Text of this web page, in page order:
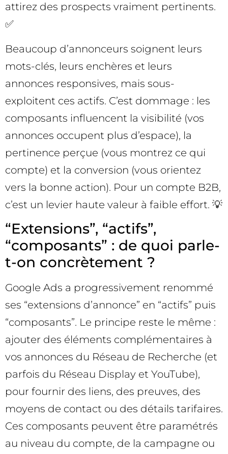
attirez des prospects vraiment pertinents.
✅
Beaucoup d’annonceurs soignent leurs
mots-clés, leurs enchères et leurs
annonces responsives, mais sous-
exploitent ces actifs. C’est dommage : les
composants influencent la visibilité (vos
annonces occupent plus d’espace), la
pertinence perçue (vous montrez ce qui
compte) et la conversion (vous orientez
vers la bonne action). Pour un compte B2B,
c’est un levier haute valeur à faible effort. 💡
“Extensions”, “actifs”,
“composants” : de quoi parle-
t-on concrètement ?
Google Ads a progressivement renommé
ses “extensions d’annonce” en “actifs” puis
“composants”. Le principe reste le même :
ajouter des éléments complémentaires à
vos annonces du Réseau de Recherche (et
parfois du Réseau Display et YouTube),
pour fournir des liens, des preuves, des
moyens de contact ou des détails tarifaires.
Ces composants peuvent être paramétrés
au niveau du compte, de la campagne ou